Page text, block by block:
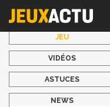
JEU
VIDÉOS
ASTUCES
NEWS